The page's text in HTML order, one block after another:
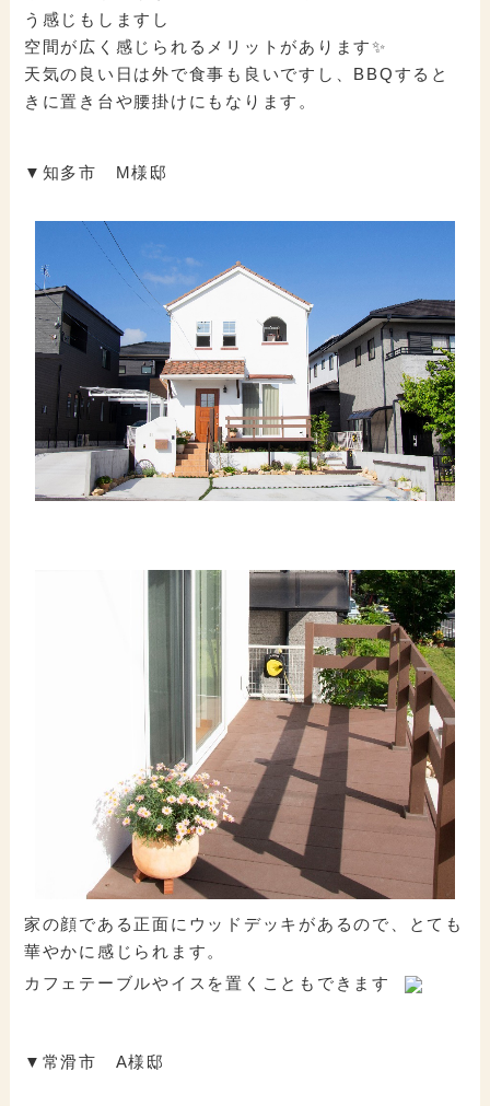
う感じもしますし
空間が広く感じられるメリットがあります✨
天気の良い日は外で食事も良いですし、BBQすると
きに置き台や腰掛けにもなります。
▼知多市 M様邸
家の顔である正面にウッドデッキがあるので、とても
華やかに感じられます。
カフェテーブルやイスを置くこともできます
▼常滑市 A様邸